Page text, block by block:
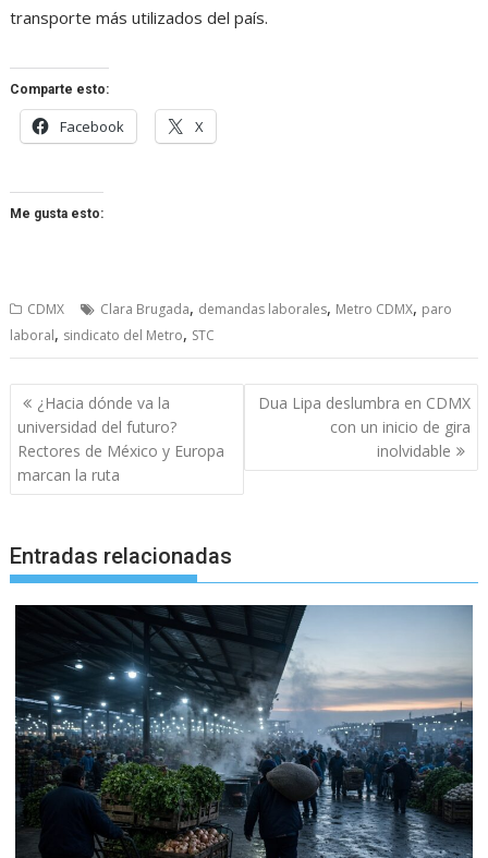
transporte más utilizados del país.
Comparte esto:
Facebook X
Me gusta esto:
CDMX Clara Brugada, demandas laborales, Metro CDMX, paro
laboral, sindicato del Metro, STC
Navegación
de
entradas
¿Hacia dónde va la
universidad del futuro?
Rectores de México y Europa
marcan la ruta
Dua Lipa deslumbra en CDMX
con un inicio de gira
inolvidable
Entradas relacionadas